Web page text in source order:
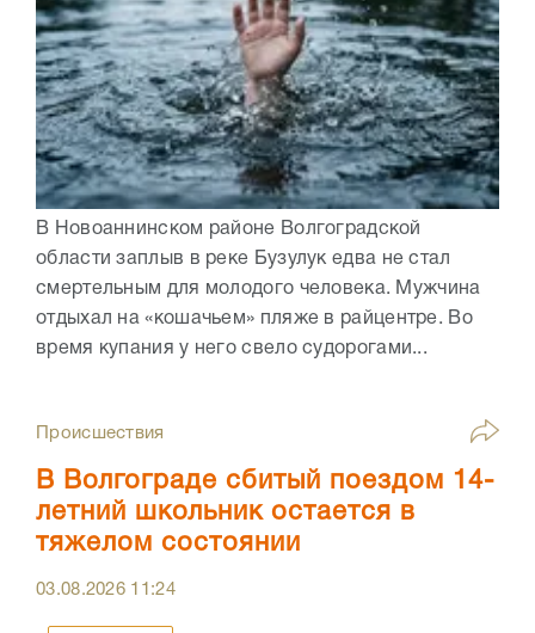
В Новоаннинском районе Волгоградской
области заплыв в реке Бузулук едва не стал
смертельным для молодого человека. Мужчина
отдыхал на «кошачьем» пляже в райцентре. Во
время купания у него свело судорогами...
Происшествия
В Волгограде сбитый поездом 14-
летний школьник остается в
тяжелом состоянии
03.08.2026 11:24